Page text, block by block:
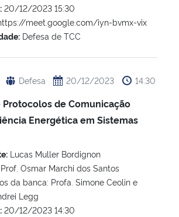
20/12/2023 15:30
meet.google.com/iyn-bvmx-vix
Defesa de TCC
Defesa 20/12/2023 14:30
Protocolos de Comunicação
Energética em Sistemas
Lucas Muller Bordignon
Prof. Osmar Marchi dos Santos
da banca: Profa. Simone Ceolin e
Legg
20/12/2023 14:30